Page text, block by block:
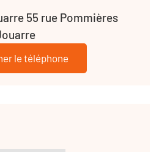
55 rue Pommières
le téléphone